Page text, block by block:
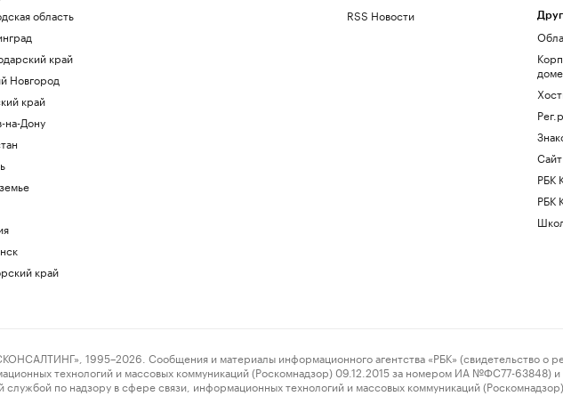
область
край
Новгород
край
на-Дону
край
RSS Новости
РБК
РБК
1995–2026. Сообщения и материалы информационного агентства «РБК» (свидетельство о
технологий и массовых коммуникаций (Роскомнадзор) 09.12.2015 за номером ИА №ФС77-63848) и
по надзору в сфере связи, информационных технологий и массовых коммуникаций